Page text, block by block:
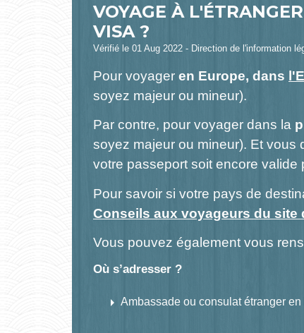
VOYAGE À
VISA ?
Vérifié le 01 Aug 2022 - Direction de l'information
Pour voyager en Europe, dans
soyez majeur ou mineur).
Par contre, pour voyager dans la
soyez majeur ou mineur). Et vous
votre passeport soit encore
Pour savoir si votre pays de
Conseils aux voyageurs du site
Vous pouvez également vous
Où s’adresser ?
arrow_right Ambassade ou consulat étranger en